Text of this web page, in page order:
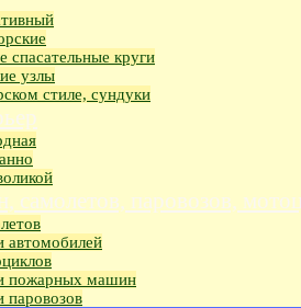
спасательные круги
узлы
стиле, сундуки
самолетов, паровозов,
автомобилей
пожарных машин
паровозов